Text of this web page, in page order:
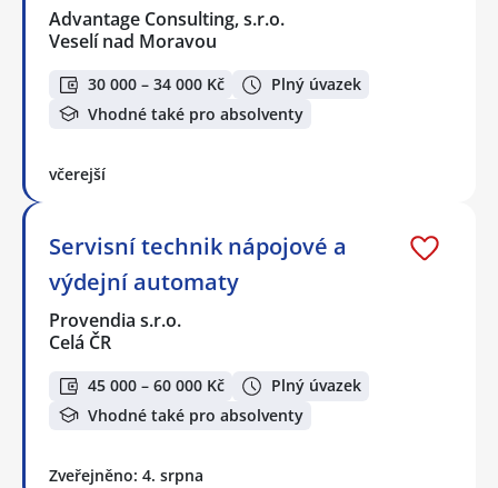
Advantage Consulting, s.r.o.
Veselí nad Moravou
30 000 – 34 000 Kč
Plný úvazek
Vhodné také pro absolventy
včerejší
Servisní technik nápojové a
výdejní automaty
Provendia s.r.o.
Celá ČR
45 000 – 60 000 Kč
Plný úvazek
Vhodné také pro absolventy
Zveřejněno: 4. srpna